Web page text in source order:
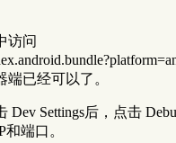
访问
已经可以了。
Settings后，点击
端口。